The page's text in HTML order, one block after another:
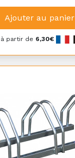
Ajouter au panier
partir de 6,30€